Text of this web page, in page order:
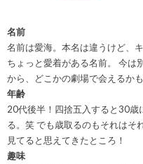
名前
名前は愛海。本名は違うけど、
ちょっと愛着がある名前。 今は
から、どこかの劇場で会えるかも
年齢
20代後半！四捨五入すると30歳
る。笑 でも歳取るのもそれはそ
見てると思えてきたところ！
趣味